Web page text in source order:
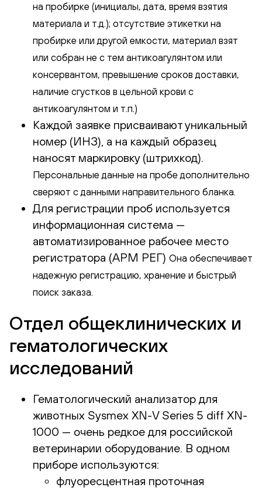
на пробирке (инициалы, дата, время взятия
материала и т.д.); отсутствие этикетки на
пробирке или другой емкости, материал взят
или собран не с тем антикоагулянтом или
консервантом, превышение сроков доставки,
наличие сгустков в цельной крови с
антикоагулянтом и т.п.)
Каждой заявке присваивают уникальный
номер (ИНЗ), а на каждый образец
наносят маркировку (штрихкод).
Персональные данные на пробе дополнительно
сверяют с данными направительного бланка.
Для регистрации проб используется
информационная система —
автоматизированное рабочее место
регистратора (АРМ РЕГ) Она обеспечивает
надежную регистрацию, хранение и быстрый
поиск заказа.
Отдел общеклинических и
гематологических
исследований
Гематологический анализатор для
животных Sysmex XN-V Series 5 diff XN-
1000 — очень редкое для российской
ветеринарии оборудование. В одном
приборе используются:
флуоресцентная проточная